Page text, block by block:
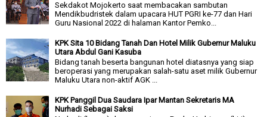
Sekdakot Mojokerto saat membacakan sambutan
Mendikbudristek dalam upacara HUT PGRI ke-77 dan Hari
Guru Nasional 2022 di halaman Kantor Pemko...
KPK Sita 10 Bidang Tanah Dan Hotel Milik Gubernur Maluku
Utara Abdul Gani Kasuba
Bidang tanah beserta bangunan hotel diatasnya yang siap
beroperasi yang merupakan salah-satu aset milik Gubernur
Maluku Utara non-aktif AGK ...
KPK Panggil Dua Saudara Ipar Mantan Sekretaris MA
Nurhadi Sebagai Saksi